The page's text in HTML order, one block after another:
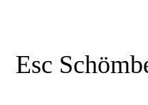
Esc